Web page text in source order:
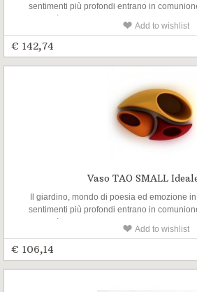
sentimenti più profondi entrano in
possibilità di armoniosi allestimenti, senza
concetti ritmici dello ying e
Add to wishlist
€ 142,74
Vaso TAO SMALL
Il giardino, mondo di poesia ed emozione
sentimenti più profondi entrano in
possibilità di armoniosi allestimenti, senza
concetti ritmici dello ying e
Add to wishlist
€ 106,14